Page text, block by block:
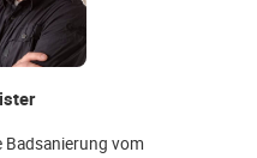
Badsanierung vom